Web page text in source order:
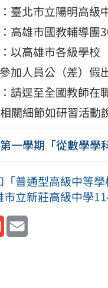
臺北市立陽明高級
高雄市國教輔導團
以高雄市各級學校
加人員公（差）假
請逕至全國教師
關細節如研習活動
一學期「從數學學
「普通型高級中等
市立新莊高級中學
Gmail